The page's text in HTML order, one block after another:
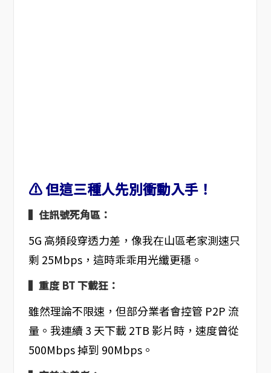
⚠️ 但這三種人先別衝動入手！
▍住訊號死角區：
5G 高頻段穿透力差，像我在山區老家測速只
剩 25Mbps，這時乖乖用光纖更穩。
▍重度 BT 下載狂：
雖然理論不限速，但部分業者會控管 P2P 流
量。我連續 3 天下載 2TB 影片時，速度曾從
500Mbps 掉到 90Mbps。